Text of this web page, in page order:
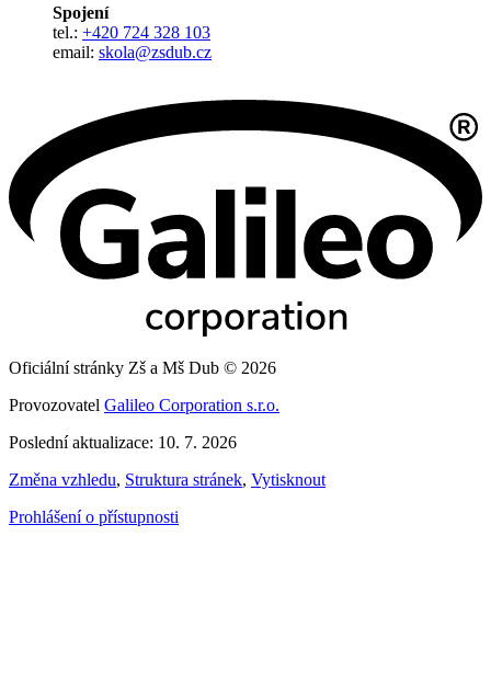
Spojení
tel.: +420 724 328 103
email: skola@zsdub.cz
Oficiální stránky Zš a Mš Dub © 2026
Provozovatel Galileo Corporation s.r.o.
Poslední aktualizace: 10. 7. 2026
Změna vzhledu, Struktura stránek, Vytisknout
Prohlášení o přístupnosti